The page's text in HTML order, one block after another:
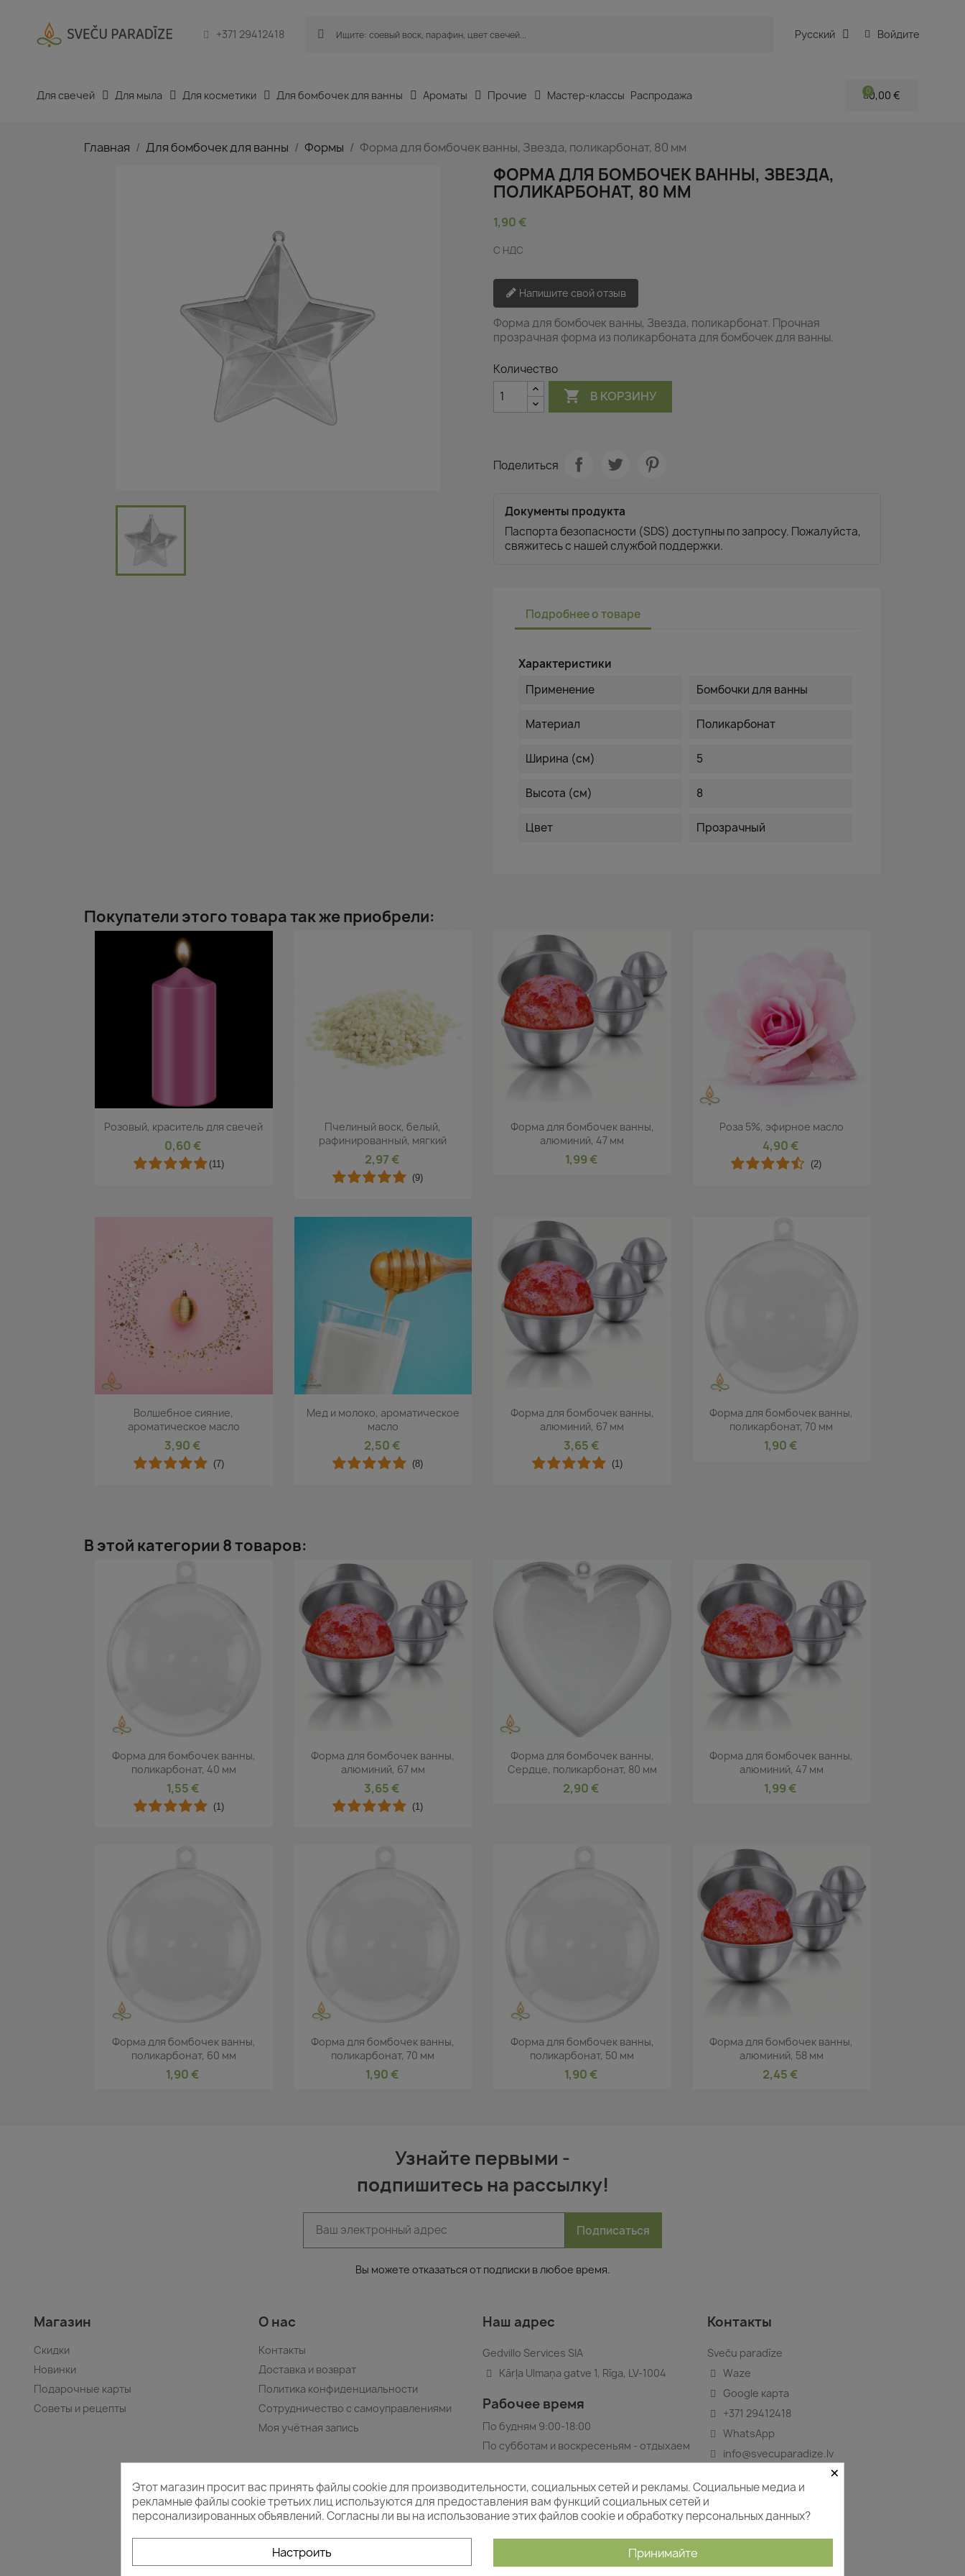
+371 29412418 Русский Войдите
Для свечей Для мыла Для косметики Для бомбочек для ванны Ароматы Прочие Мастер-классы Распродажа 0,00 €
Главная Для бомбочек для ванны Формы Форма для бомбочек ванны, Звезда, поликарбонат, 80 мм
ФОРМА ДЛЯ БОМБОЧЕК ВАННЫ, ЗВЕЗДА,
ПОЛИКАРБОНАТ, 80 ММ
1,90 €
С НДС
Напишите свой отзыв
Форма для бомбочек ванны, Звезда, поликарбонат. Прочная
прозрачная форма из поликарбоната для бомбочек для ванны.
Количество
 В КОРЗИНУ
Поделиться
Документы продукта
Паспорта безопасности (SDS) доступны по запросу. Пожалуйста,
свяжитесь с нашей службой поддержки.
Подробнее о товаре
Характеристики
Применение
Бомбочки для ванны
Материал Поликарбонат
Ширина (см) 5
Высота (см) 8
Цвет Прозрачный
Покупатели этого товара так же приобрели:
Быстрый просмотр
Розовый, краситель для свечей
0,60 €
(11)
Быстрый просмотр
Пчелиный воск, белый,
рафинированный, мягкий
2,97 €
(9)
Быстрый просмотр
Форма для бомбочек ванны,
алюминий, 47 мм
1,99 €
Быстрый просмотр
Pоза 5%, эфирное масло
4,90 €
(2)
Быстрый просмотр
Волшебное сияние,
ароматическое масло
3,90 €
(7)
 Быстрый просмотр
Мед и молоко, ароматическое
масло
2,50 €
(8)
Быстрый просмотр
Форма для бомбочек ванны,
алюминий, 67 мм
3,65 €
(1)
Быстрый просмотр
Форма для бомбочек ванны,
поликарбонат, 70 мм
1,90 €
В этой категории 8 товаров:
Быстрый просмотр
Форма для бомбочек ванны,
поликарбонат, 40 мм
1,55 €
(1)
Быстрый просмотр
Форма для бомбочек ванны,
алюминий, 67 мм
3,65 €
(1)
Быстрый просмотр
Форма для бомбочек ванны,
Сердце, поликарбонат, 80 мм
2,90 €
Быстрый просмотр
Форма для бомбочек ванны,
алюминий, 47 мм
1,99 €
Быстрый просмотр
Форма для бомбочек ванны,
поликарбонат, 60 мм
1,90 €
Быстрый просмотр
Форма для бомбочек ванны,
поликарбонат, 70 мм
1,90 €
Быстрый просмотр
Форма для бомбочек ванны,
поликарбонат, 50 мм
1,90 €
Быстрый просмотр
Форма для бомбочек ванны,
алюминий, 58 мм
2,45 €
Узнайте первыми -
подпишитесь на рассылку!
Подписаться
Вы можете отказаться от подписки в любое время.
Магазин
Скидки
Новинки
Подарочные карты
Советы и рецепты
О нас
Контакты
Доставка и возврат
Политика конфиденциальности
Сотрудничество с самоуправлениями
Моя учётная запись
Наш адрес
Gedvillo Services SIA
Kārļa Ulmaņa gatve 1, Rīga, LV-1004
Рабочее время
По будням 9:00-18:00
По субботам и воскресеньям - отдыхаем
Контакты
Sveču paradīze
Waze
Google карта
+371 29412418
WhatsApp
info@svecuparadize.lv
Следите за нами
×
Этот магазин просит вас принять файлы cookie для производительности, социальных сетей и рекламы. Социальные медиа и
рекламные файлы cookie третьих лиц используются для предоставления вам функций социальных сетей и
персонализированных объявлений. Согласны ли вы на использование этих файлов cookie и обработку персональных данных?
Настроить Принимайте